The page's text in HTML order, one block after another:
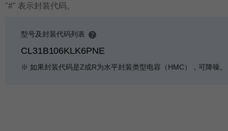
"#" 表示封装代码。
型号及封装代码列表
e
n
g
CL31B106KLK6PNE
※ 如果封装代码是Z或R为水平封装类型电容（HMC），可降噪。